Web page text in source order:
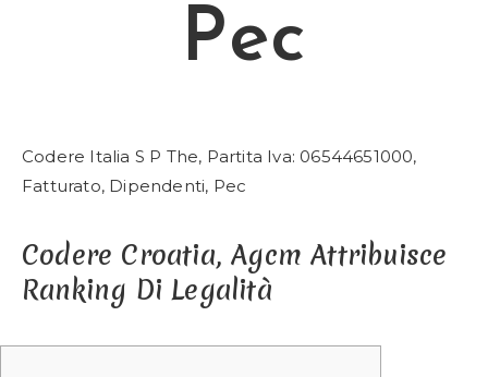
Pec
Codere Italia S P The, Partita Iva: 06544651000,
Fatturato, Dipendenti, Pec
Codere Croatia, Agcm Attribuisce
Ranking Di Legalità